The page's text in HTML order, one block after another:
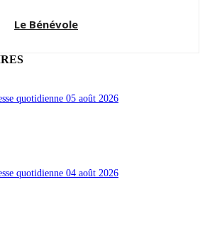
Le Bénévole
quotidienne 05 août 2026
quotidienne 04 août 2026